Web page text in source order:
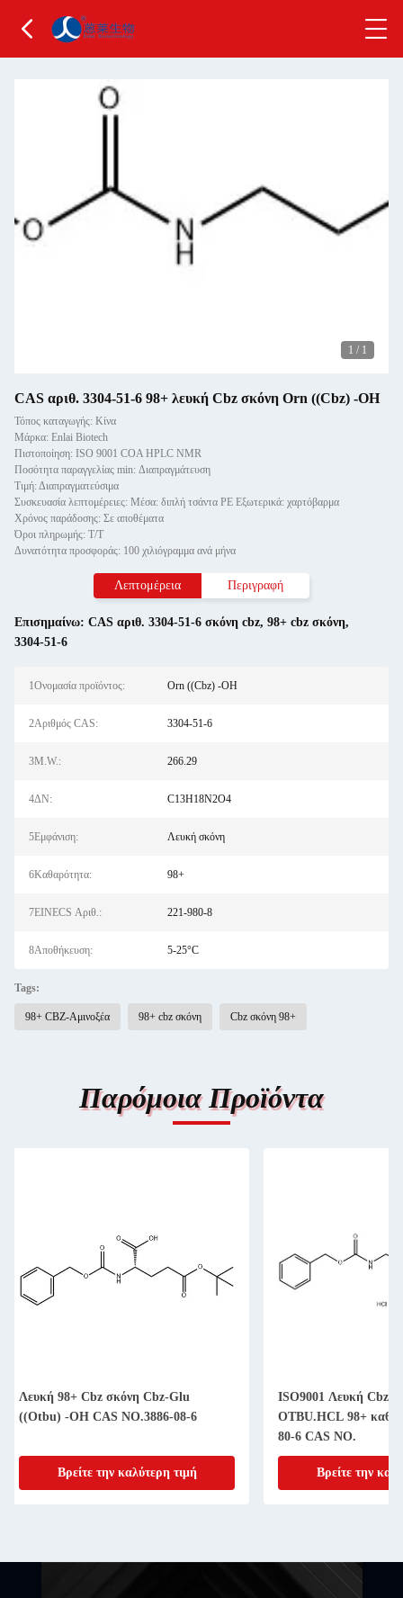
1 / 1
CAS αριθ. 3304-51-6 98+ λευκή Cbz σκόνη Orn ((Cbz) -OH
Τόπος καταγωγής: Κίνα
Μάρκα: Enlai Biotech
Πιστοποίηση: ISO 9001 COA HPLC NMR
Ποσότητα παραγγελίας min: Διαπραγμάτευση
Τιμή: Διαπραγματεύσιμα
Συσκευασία λεπτομέρειες: Μέσα: διπλή τσάντα PE Εξωτερικά: χαρτόβαρμα
Χρόνος παράδοσης: Σε αποθέματα
Όροι πληρωμής: Τ/Τ
Δυνατότητα προσφοράς: 100 χιλιόγραμμα ανά μήνα
Λεπτομέρεια Περιγραφή
Επισημαίνω: CAS αριθ. 3304-51-6 σκόνη cbz, 98+ cbz σκόνη,
3304-51-6
1Ονομασία προϊόντος: Orn ((Cbz) -OH
2Αριθμός CAS: 3304-51-6
3M.W.: 266.29
4ΔΝ: C13H18N2O4
5Εμφάνιση: Λευκή σκόνη
6Καθαρότητα: 98+
7EINECS Αριθ.: 221-980-8
8Αποθήκευση: 5-25°C
Tags:
98+ CBZ-Αμινοξέα 98+ cbz σκόνη Cbz σκόνη 98+
Παρόμοια Προϊόντα
ISO9001 Λευκή Cbz σκόνη ORN(Z)-
OTBU.HCL 98+ καθαρότητα 161234-
Βρείτε την καλύτερη τιμή
Καθαρότητα 98+
OH CAS αριθ.
Βρείτε την